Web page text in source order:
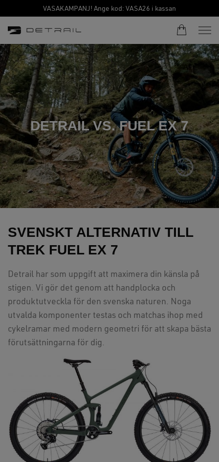
VASAKAMPANJ! Ange kod: VASA26 i kassan
DETRAIL VS. FUEL EX 7
SVENSKT ALTERNATIV TILL
TREK FUEL EX 7
Detrail har som uppgift att maximera din känsla på
stigen. Vi gör det genom att handplocka och
produktutveckla för den svenska naturen. Noga
utvalda komponenter testas och matchas ihop med
cykelramar med modern geometri för att skapa bästa
förutsättningarna för dig.